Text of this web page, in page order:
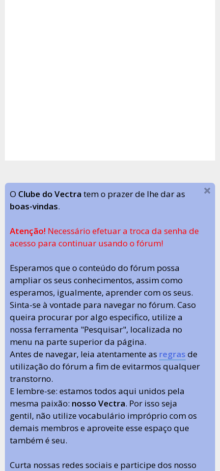
O Clube do Vectra tem o prazer de lhe dar as
boas-vindas.
Atenção! Necessário efetuar a troca da senha de
acesso para continuar usando o fórum!
Esperamos que o conteúdo do fórum possa
ampliar os seus conhecimentos, assim como
esperamos, igualmente, aprender com os seus.
Sinta-se à vontade para navegar no fórum. Caso
queira procurar por algo especifico, utilize a
nossa ferramenta "Pesquisar", localizada no
menu na parte superior da página.
Antes de navegar, leia atentamente as regras de
utilização do fórum a fim de evitarmos qualquer
transtorno.
E lembre-se: estamos todos aqui unidos pela
mesma paixão: nosso Vectra. Por isso seja
gentil, não utilize vocabulário impróprio com os
demais membros e aproveite esse espaço que
também é seu.
Curta nossas redes sociais e participe dos nosso